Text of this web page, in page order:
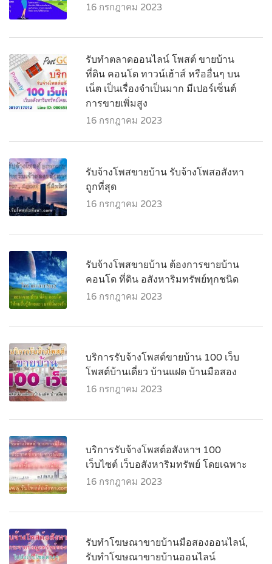
16 กรกฎาคม 2023
รับทำตลาดออนไลน์ โพสต์ ขายบ้าน
ที่ดิน คอนโด ทาวน์เฮ้าส์ หรืออื่นๆ บน
เน็ต เป็นเรื่องจำเป็นมาก มีเปอร์เซ็นต์
การขายเพิ่มสูง
16 กรกฎาคม 2023
รับจ้างโพสขายบ้าน รับจ้างโพสอสังหา
ถูกที่สุด
16 กรกฎาคม 2023
รับจ้างโพสขายบ้าน ต้องการขายบ้าน
คอนโด ที่ดิน อสังหาริมทรัพย์ทุกชนิด
16 กรกฎาคม 2023
บริการรับจ้างโพสต์ขายบ้าน 100 เว็บ
โพสต์บ้านเดี่ยว บ้านแฝด บ้านมือสอง
16 กรกฎาคม 2023
บริการรับจ้างโพสต์อสังหาฯ 100
เว็บไซต์ เว็บอสังหาริมทรัพย์ โดยเฉพาะ
16 กรกฎาคม 2023
รับทำโฆษณาขายบ้านมือสองออนไลน์,
รับทำโฆษณาขายบ้านออนไลน์